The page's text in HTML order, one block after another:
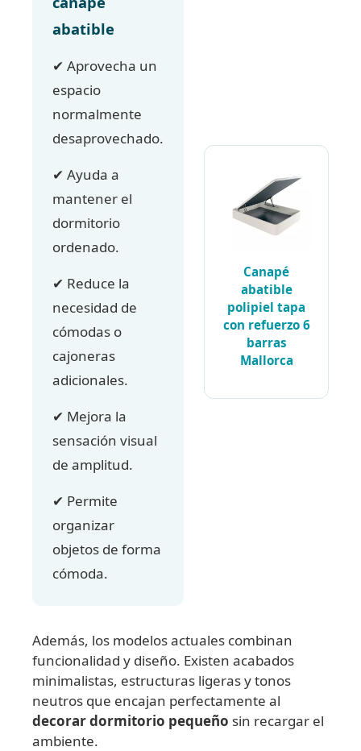
abatible
✔ Aprovecha un
espacio
normalmente
desaprovechado.
✔ Ayuda a
mantener el
dormitorio
ordenado.
✔ Reduce la
necesidad de
cómodas o
cajoneras
adicionales.
✔ Mejora la
sensación visual
de amplitud.
✔ Permite
organizar
objetos de forma
cómoda.
Canapé
abatible
polipiel tapa
con refuerzo 6
barras
Mallorca
Además, los modelos actuales combinan
funcionalidad y diseño. Existen acabados
minimalistas, estructuras ligeras y tonos
neutros que encajan perfectamente al
decorar dormitorio pequeño sin recargar el
ambiente.